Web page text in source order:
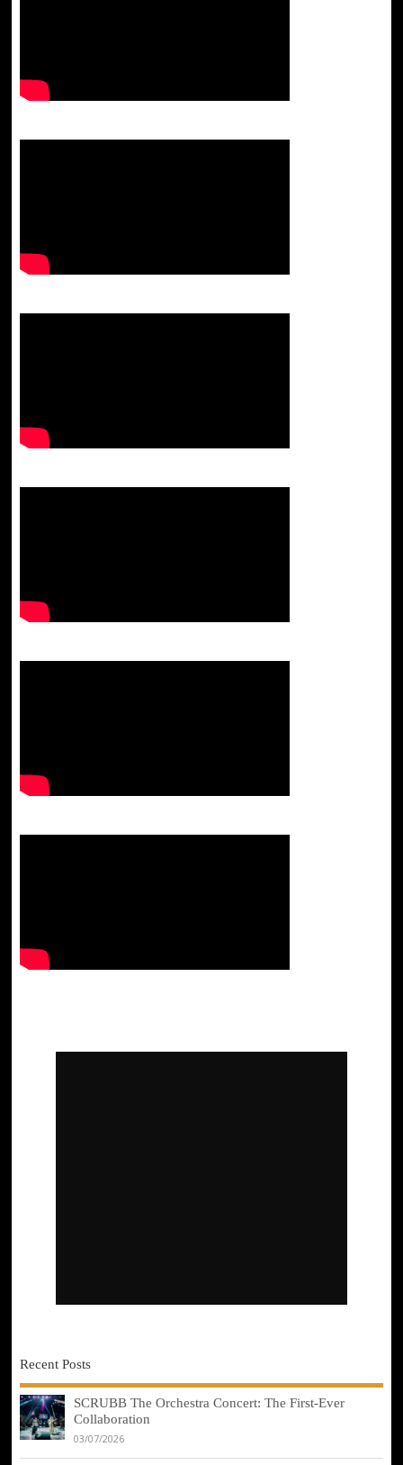
Recent Posts
SCRUBB The Orchestra Concert: The First-Ever
Collaboration
03/07/2026